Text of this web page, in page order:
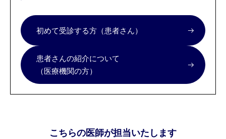
初めて受診する方（患者さん）
患者さんの紹介について
（医療機関の方）
こちらの医師が担当いたします